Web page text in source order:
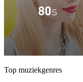
Top muziekgenres